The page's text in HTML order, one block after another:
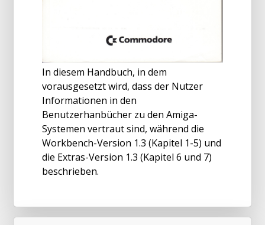
In diesem Handbuch, in dem
vorausgesetzt wird, dass der Nutzer
Informationen in den
Benutzerhanbücher zu den Amiga-
Systemen vertraut sind, während die
Workbench-Version 1.3 (Kapitel 1-5) und
die Extras-Version 1.3 (Kapitel 6 und 7)
beschrieben.